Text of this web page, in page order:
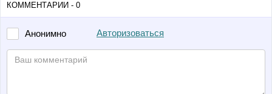
КОММЕНТАРИИ - 0
Анонимно Авторизоваться